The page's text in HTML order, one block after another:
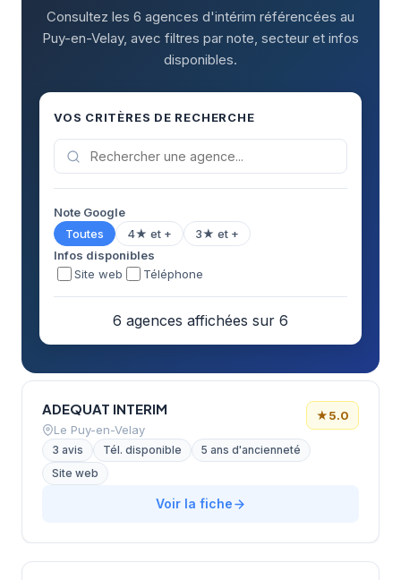
Consultez les 6 agences d'intérim référencées au
Puy-en-Velay, avec filtres par note, secteur et infos
disponibles.
VOS CRITÈRES DE RECHERCHE
Note Google
Toutes
4★ et +
3★ et +
Infos disponibles
Site web
Téléphone
6 agences affichées sur 6
ADEQUAT INTERIM
Le Puy-en-Velay
★5.0
3 avis Tél. disponible
5 ans d'ancienneté
Site web
Voir la fiche